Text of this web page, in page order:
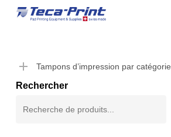
Skip
content
Tampons d’impression par catégorie
Rechercher